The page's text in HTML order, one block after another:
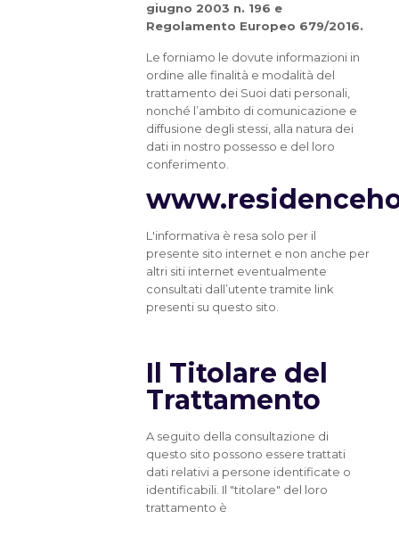
giugno 2003 n. 196 e
Regolamento Europeo 679/2016.
Le forniamo le dovute informazioni in
ordine alle finalità e modalità del
trattamento dei Suoi dati personali,
nonché l’ambito di comunicazione e
diffusione degli stessi, alla natura dei
dati in nostro possesso e del loro
conferimento.
L'informativa è resa solo per il
presente sito internet e non anche per
altri siti internet eventualmente
consultati dall’utente tramite link
presenti su questo sito.
Il Titolare del
Trattamento
A seguito della consultazione di
questo sito possono essere trattati
dati relativi a persone identificate o
identificabili. Il "titolare" del loro
trattamento è